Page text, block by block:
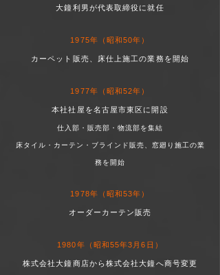
大鐘利男が代表取締役に就任
1975年（昭和50年）
カーペット販売、床仕上施工の業務を開始
1977年（昭和52年）
本社社屋を名古屋市東区に開設
仕入部・販売部・物流部を集結
床タイル・カーテン・ブラインド販売、窓廻り施工の業
務を開始
1978年（昭和53年）
オーダーカーテン販売
1980年（昭和55年3月6日）
株式会社大鐘商店から株式会社大鐘へ商号変更